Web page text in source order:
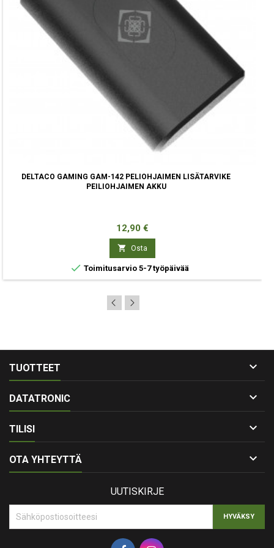
DELTACO GAMING GAM-142 PELIOHJAIMEN LISÄTARVIKE
PEILIOHJAIMEN AKKU
Hinta
12,90 €
 Osta
 Toimitusarvio 5-7 työpäivää
TUOTTEET 
DATATRONIC 
TILISI 
OTA YHTEYTTÄ 
UUTISKIRJE